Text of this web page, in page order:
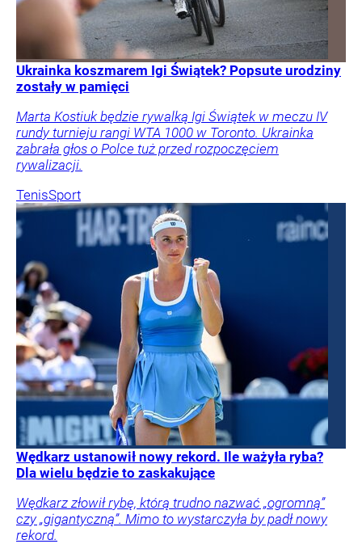
Ukrainka koszmarem Igi Świątek? Popsute urodziny
zostały w pamięci
Marta Kostiuk będzie rywalką Igi Świątek w meczu IV
rundy turnieju rangi WTA 1000 w Toronto. Ukrainka
zabrała głos o Polce tuż przed rozpoczęciem
rywalizacji.
TenisSport
Wędkarz ustanowił nowy rekord. Ile ważyła ryba?
Dla wielu będzie to zaskakujące
Wędkarz złowił rybę, którą trudno nazwać „ogromną”
czy „gigantyczną”. Mimo to wystarczyła by padł nowy
rekord.